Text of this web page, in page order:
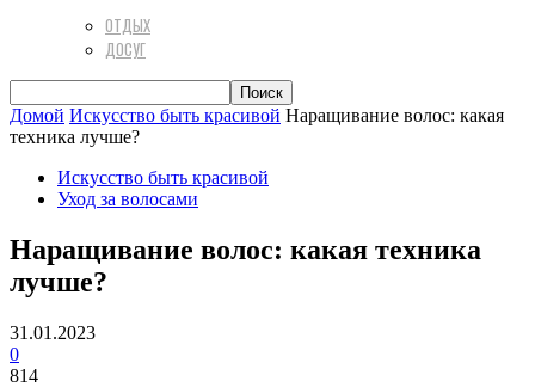
ОТДЫХ
ДОСУГ
Домой Искусство быть красивой Наращивание волос: какая
техника лучше?
Искусство быть красивой
Уход за волосами
Наращивание волос: какая техника
лучше?
31.01.2023
0
814